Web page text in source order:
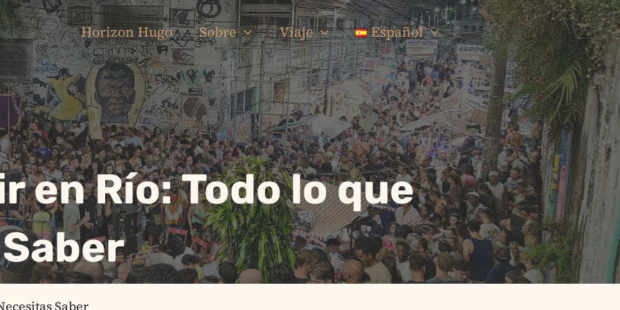
Horizon Hugo Sobre Viaje Español
en Río: Todo lo que
Saber